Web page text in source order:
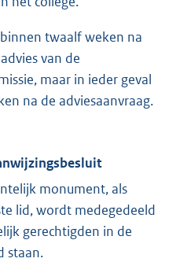
twaalf weken na
van de
maar in ieder geval
na de adviesaanvraag.
monument, als
lid, wordt medegedeeld
gerechtigden in de
staan.